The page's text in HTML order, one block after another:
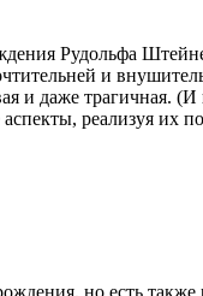
Рудольфа
и
и даже трагичная.
реализуя их
но есть